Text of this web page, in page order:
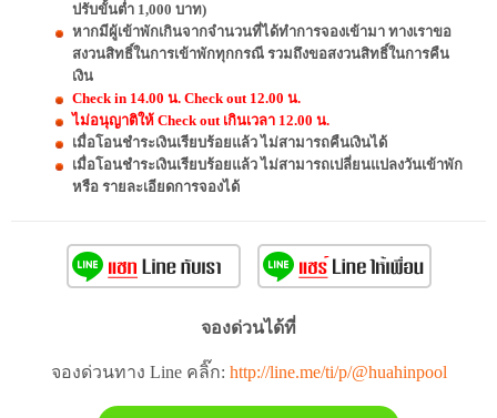
ปรับขั้นต่ำ 1,000 บาท)
หากมีผู้เข้าพักเกินจากจำนวนที่ได้ทำการจองเข้ามา ทางเราขอ
สงวนสิทธิ์ในการเข้าพักทุกกรณี รวมถึงขอสงวนสิทธิ์ในการคืน
เงิน
Check in 14.00 น. Check out 12.00 น.
ไม่อนุญาติให้ Check out เกินเวลา 12.00 น.
เมื่อโอนชำระเงินเรียบร้อยแล้ว ไม่สามารถคืนเงินได้
เมื่อโอนชำระเงินเรียบร้อยแล้ว ไม่สามารถเปลี่ยนแปลงวันเข้าพัก
หรือ รายละเอียดการจองได้
จองด่วนได้ที่
จองด่วนทาง Line คลิ๊ก: http://line.me/ti/p/@huahinpool